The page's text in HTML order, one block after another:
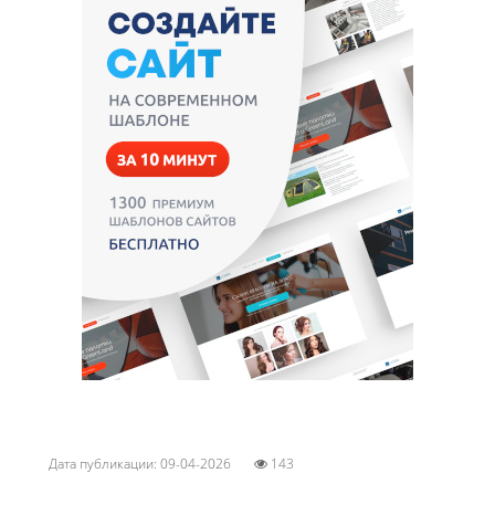
Дата публикации: 09-04-2026 143